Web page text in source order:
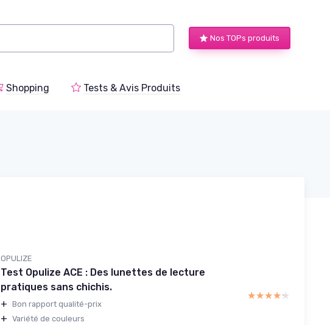
Nos TOPs produits
Shopping Tests & Avis Produits
OPULIZE
Test Opulize ACE : Des lunettes de lecture
pratiques sans chichis.
+ Bon rapport qualité-prix
+ Variété de couleurs
★★★★★
★★★★★